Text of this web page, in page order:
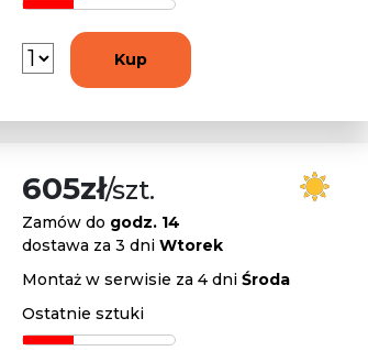
Kup
605zł/szt.
Zamów do godz. 14
dostawa za 3 dni Wtorek
Montaż w serwisie za 4 dni Środa
Ostatnie sztuki